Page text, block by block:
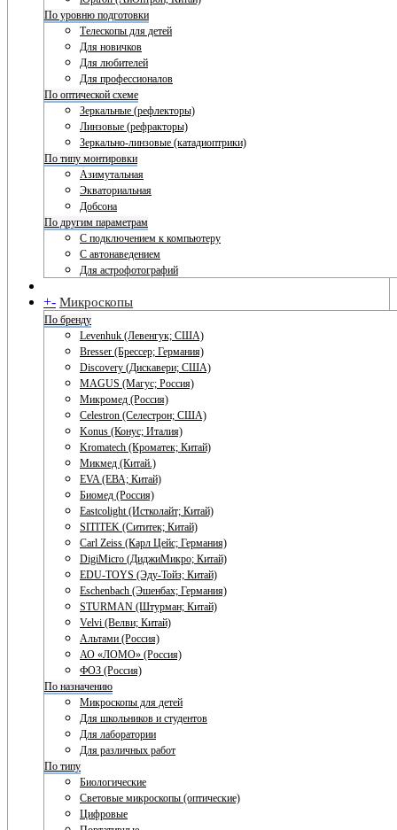
По уровню подготовки
Телескопы для детей
Для новичков
Для любителей
Для профессионалов
По оптической схеме
Зеркальные (рефлекторы)
Линзовые (рефракторы)
Зеркально-линзовые (катадиоптрики)
По типу монтировки
Азимутальная
Экваториальная
Добсона
По другим параметрам
С подключением к компьютеру
С автонаведением
Для астрофотографий
+- Микроскопы
По бренду
Levenhuk (Левенгук; США)
Bresser (Брессер; Германия)
Discovery (Дискавери; США)
MAGUS (Магус; Россия)
Микромед (Россия)
Celestron (Селестрон; США)
Konus (Конус; Италия)
Kromatech (Кроматек; Китай)
Микмед (Китай.)
EVA (ЕВА; Китай)
Биомед (Россия)
Eastcolight (Истколайт; Китай)
SITITEK (Сититек; Китай)
Carl Zeiss (Карл Цейс; Германия)
DigiMicro (ДиджиМикро; Китай)
EDU-TOYS (Эду-Тойз; Китай)
Eschenbach (Эшенбах; Германия)
STURMAN (Штурман; Китай)
Velvi (Велви; Китай)
Альтами (Россия)
АО «ЛОМО» (Россия)
ФОЗ (Россия)
По назначению
Микроскопы для детей
Для школьников и студентов
Для лаборатории
Для различных работ
По типу
Биологические
Световые микроскопы (оптические)
Цифровые